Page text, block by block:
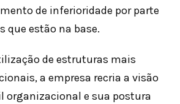
de inferioridade por parte
que estão na base.
de estruturas mais
a empresa recria a visão
organizacional e sua postura